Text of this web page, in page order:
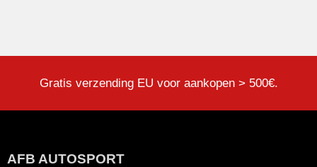
Gratis verzending EU voor aankopen > 500€.
AFB AUTOSPORT